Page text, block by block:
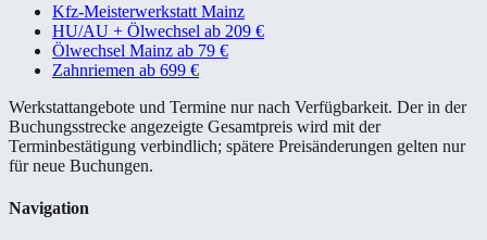
Kfz-Meisterwerkstatt Mainz
HU/AU + Ölwechsel ab 209 €
Ölwechsel Mainz ab 79 €
Zahnriemen ab 699 €
Werkstattangebote und Termine nur nach Verfügbarkeit. Der in der
Buchungsstrecke angezeigte Gesamtpreis wird mit der
Terminbestätigung verbindlich; spätere Preisänderungen gelten nur
für neue Buchungen.
Navigation